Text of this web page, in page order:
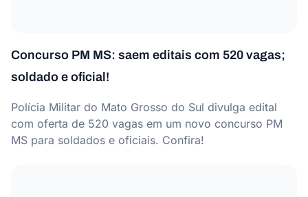
Concurso PM MS: saem editais com 520 vagas;
soldado e oficial!
Polícia Militar do Mato Grosso do Sul divulga edital
com oferta de 520 vagas em um novo concurso PM
MS para soldados e oficiais. Confira!